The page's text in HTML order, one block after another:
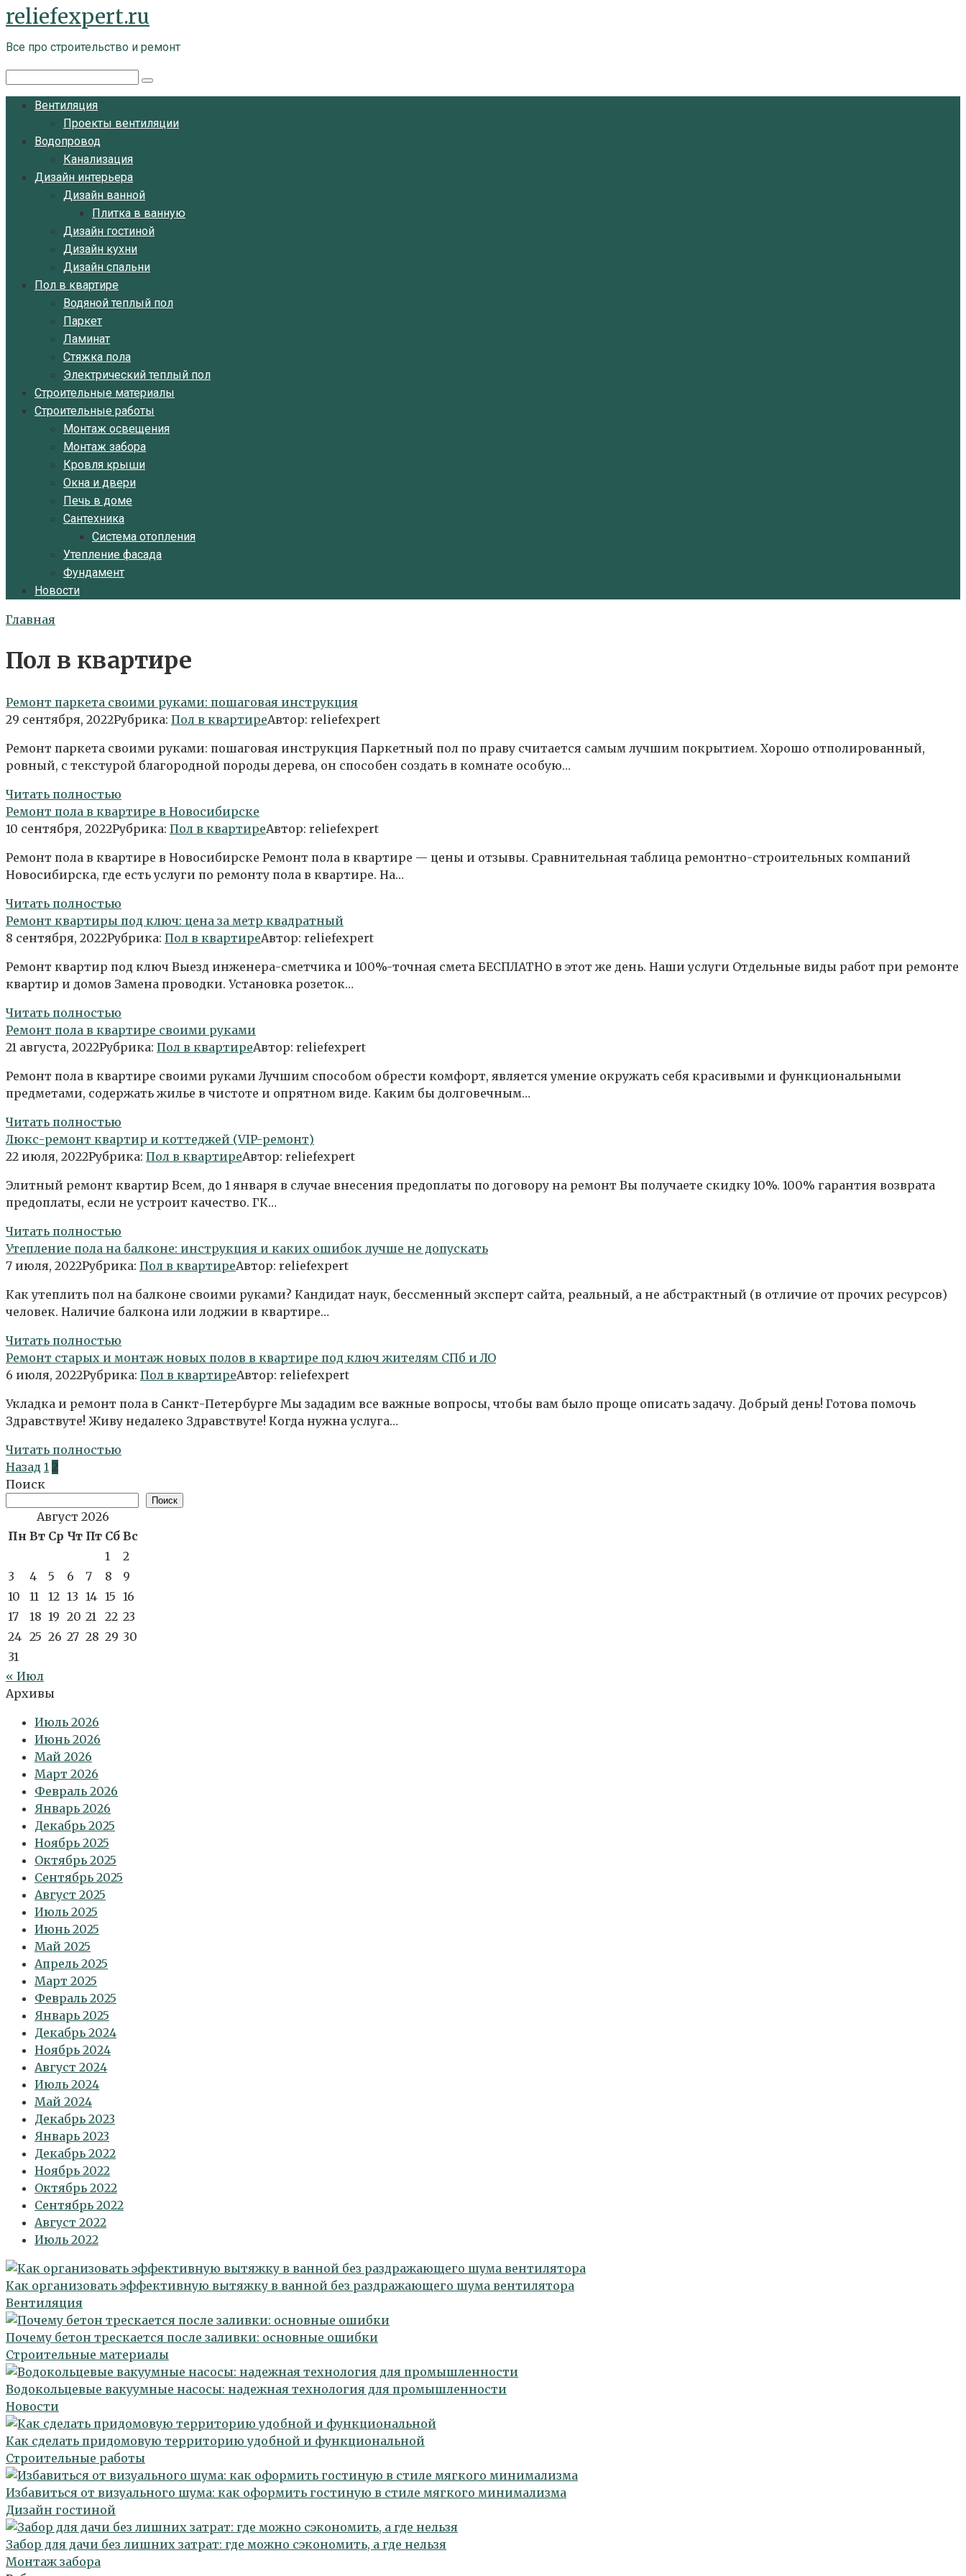
Перейти
к
контенту
reliefexpert.ru
Все про строительство и ремонт
Вентиляция
Проекты вентиляции
Водопровод
Канализация
Дизайн интерьера
Дизайн ванной
Плитка в ванную
Дизайн гостиной
Дизайн кухни
Дизайн спальни
Пол в квартире
Водяной теплый пол
Паркет
Ламинат
Стяжка пола
Электрический теплый пол
Строительные материалы
Строительные работы
Монтаж освещения
Монтаж забора
Кровля крыши
Окна и двери
Печь в доме
Сантехника
Система отопления
Утепление фасада
Фундамент
Новости
Главная
Пол в квартире
Ремонт паркета своими руками: пошаговая инструкция
29 сентября, 2022Рубрика: Пол в квартиреАвтор: reliefexpert
Ремонт паркета своими руками: пошаговая инструкция Паркетный пол по праву считается самым лучшим покрытием. Хорошо отполированный,
ровный, с текстурой благородной породы дерева, он способен создать в комнате особую…
Читать полностью
Ремонт пола в квартире в Новосибирске
10 сентября, 2022Рубрика: Пол в квартиреАвтор: reliefexpert
Ремонт пола в квартире в Новосибирске Ремонт пола в квартире — цены и отзывы. Сравнительная таблица ремонтно-строительных компаний
Новосибирска, где есть услуги по ремонту пола в квартире. На…
Читать полностью
Ремонт квартиры под ключ: цена за метр квадратный
8 сентября, 2022Рубрика: Пол в квартиреАвтор: reliefexpert
Ремонт квартир под ключ Выезд инженера-сметчика и 100%-точная смета БЕСПЛАТНО в этот же день. Наши услуги Отдельные виды работ при ремонте
квартир и домов Замена проводки. Установка розеток…
Читать полностью
Ремонт пола в квартире своими руками
21 августа, 2022Рубрика: Пол в квартиреАвтор: reliefexpert
Ремонт пола в квартире своими руками Лучшим способом обрести комфорт, является умение окружать себя красивыми и функциональными
предметами, содержать жилье в чистоте и опрятном виде. Каким бы долговечным…
Читать полностью
Люкс-ремонт квартир и коттеджей (VIP-ремонт)
22 июля, 2022Рубрика: Пол в квартиреАвтор: reliefexpert
Элитный ремонт квартир Всем, до 1 января в случае внесения предоплаты по договору на ремонт Вы получаете скидку 10%. 100% гарантия возврата
предоплаты, если не устроит качество. ГК…
Читать полностью
Утепление пола на балконе: инструкция и каких ошибок лучше не допускать
7 июля, 2022Рубрика: Пол в квартиреАвтор: reliefexpert
Как утеплить пол на балконе своими руками? Кандидат наук, бессменный эксперт сайта, реальный, а не абстрактный (в отличие от прочих ресурсов)
человек. Наличие балкона или лоджии в квартире…
Читать полностью
Ремонт старых и монтаж новых полов в квартире под ключ жителям СПб и ЛО
6 июля, 2022Рубрика: Пол в квартиреАвтор: reliefexpert
Укладка и ремонт пола в Санкт-Петербурге Мы зададим все важные вопросы, чтобы вам было проще описать задачу. Добрый день! Готова помочь
Здравствуте! Живу недалеко Здравствуте! Когда нужна услуга…
Читать полностью
Пагинация
записей
Назад 1 2
Поиск
Поиск
Август 2026
Пн Вт Ср Чт Пт Сб Вс
1
2
3
4 5 6 7 8
9
10
11 12 13 14 15 16
17
18 19 20 21 22 23
24 25 26 27 28 29 30
31
« Июл
Архивы
Июль 2026
Июнь 2026
Май 2026
Март 2026
Февраль 2026
Январь 2026
Декабрь 2025
Ноябрь 2025
Октябрь 2025
Сентябрь 2025
Август 2025
Июль 2025
Июнь 2025
Май 2025
Апрель 2025
Март 2025
Февраль 2025
Январь 2025
Декабрь 2024
Ноябрь 2024
Август 2024
Июль 2024
Май 2024
Декабрь 2023
Январь 2023
Декабрь 2022
Ноябрь 2022
Октябрь 2022
Сентябрь 2022
Август 2022
Июль 2022
Как организовать эффективную вытяжку в ванной без раздражающего шума вентилятора
Вентиляция
Почему бетон трескается после заливки: основные ошибки
Строительные материалы
Водокольцевые вакуумные насосы: надежная технология для промышленности
Новости
Как сделать придомовую территорию удобной и функциональной
Строительные работы
Избавиться от визуального шума: как оформить гостиную в стиле мягкого минимализма
Дизайн гостиной
Забор для дачи без лишних затрат: где можно сэкономить, а где нельзя
Монтаж забора